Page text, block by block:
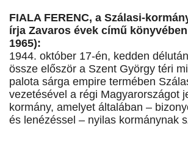
FIALA FERENC, a Szálasi-
írja Zavaros évek című
1965):
1944. október 17-én, kedden
össze először a Szent György téri
palota sárga empire termében
vezetésével a régi Magyarországot
kormány, amelyet általában –
és lenézéssel – nyilas kormánynak